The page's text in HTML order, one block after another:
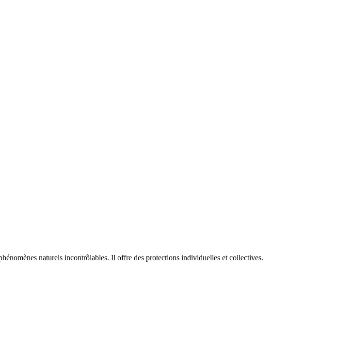
naturels incontrôlables. Il offre des protections individuelles et collectives.